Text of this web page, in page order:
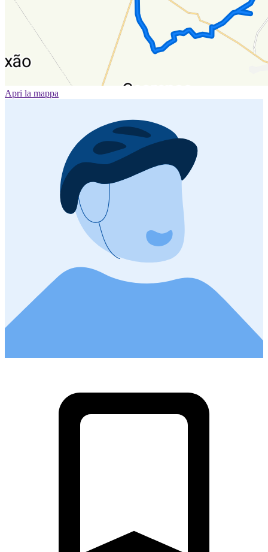
Apri la mappa